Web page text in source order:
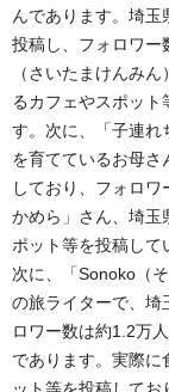
んであります。埼
投稿し、フォロワー
（さいたまけんみ
るカフェやスポッ
す。次に、「子連れ
を育てているお母
しており、フォロ
かめら」さん、埼玉
ポット等を投稿して
次に、「Sonoko（
の旅ライターで、埼
ロワー数は約1.2万
であります。実際に
ット等を投稿してお